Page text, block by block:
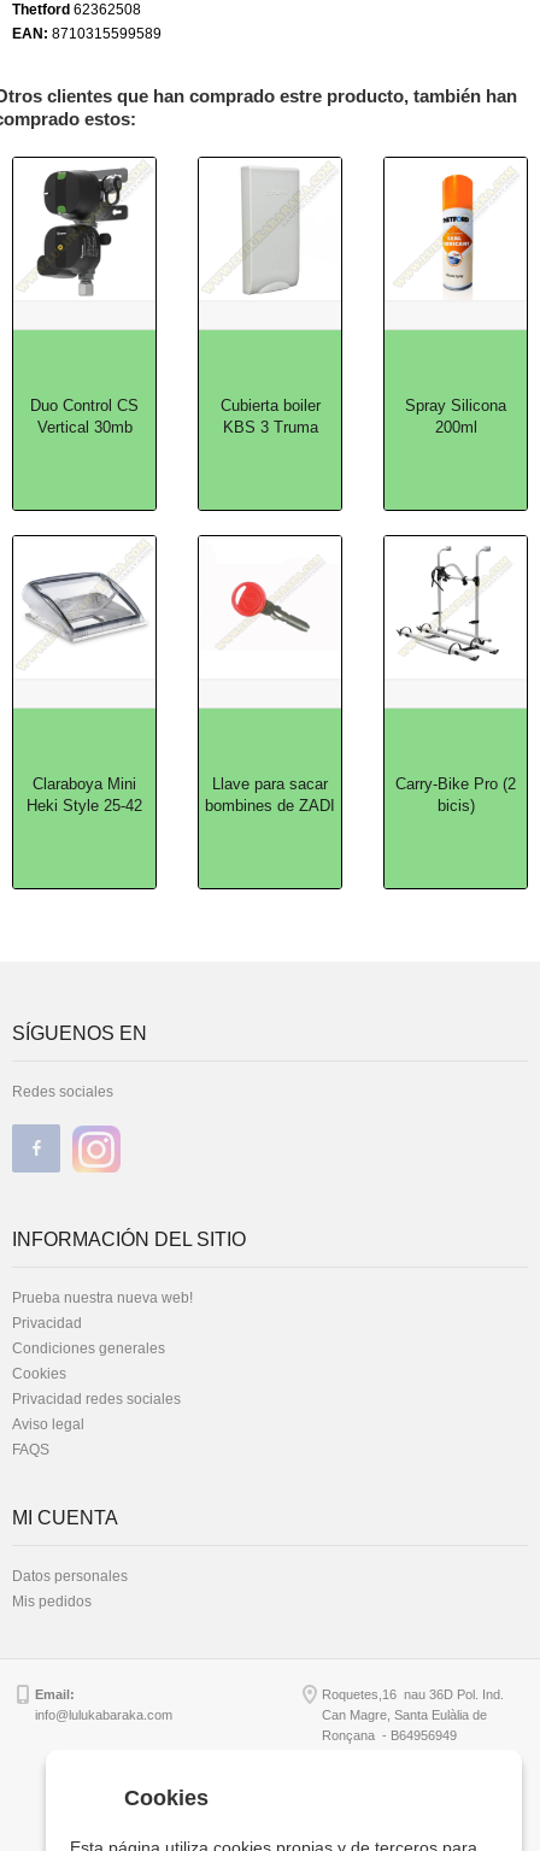
Thetford 62362508
EAN: 8710315599589
clientes que han comprado estre producto, también han
estos:
Duo Control CS
Vertical 30mb
Cubierta boiler
KBS 3 Truma
Spray Silicona
200ml
Claraboya Mini
Heki Style 25-42
Llave para sacar
bombines de ZADI
Carry-Bike Pro (2
bicis)
SÍGUENOS EN
Redes sociales
INFORMACIÓN DEL SITIO
Prueba nuestra nueva web!
Privacidad
Condiciones generales
Cookies
Privacidad redes sociales
Aviso legal
FAQS
MI CUENTA
Datos personales
Mis pedidos
Email:
info@lulukabaraka.com
Roquetes,16 nau 36D Pol. Ind.
Can Magre, Santa Eulàlia de
Ronçana - B64956949
Cookies